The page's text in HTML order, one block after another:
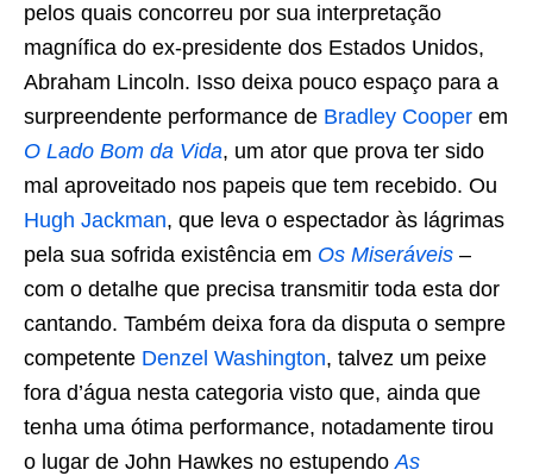
pelos quais concorreu por sua interpretação
magnífica do ex-presidente dos Estados Unidos,
Abraham Lincoln. Isso deixa pouco espaço para a
surpreendente performance de Bradley Cooper em
O Lado Bom da Vida, um ator que prova ter sido
mal aproveitado nos papeis que tem recebido. Ou
Hugh Jackman, que leva o espectador às lágrimas
pela sua sofrida existência em Os Miseráveis –
com o detalhe que precisa transmitir toda esta dor
cantando. Também deixa fora da disputa o sempre
competente Denzel Washington, talvez um peixe
fora d’água nesta categoria visto que, ainda que
tenha uma ótima performance, notadamente tirou
o lugar de John Hawkes no estupendoAs